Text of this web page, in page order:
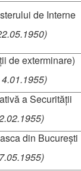
de Interne
de exterminare)
a Securității
din București